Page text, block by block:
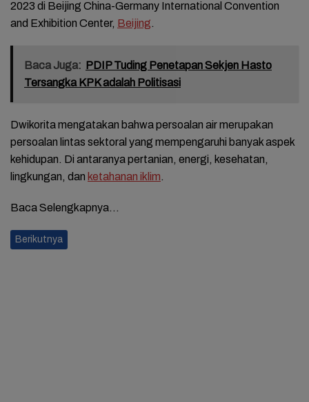
2023 di Beijing China-Germany International Convention
and Exhibition Center, Beijing.
Baca Juga: PDIP Tuding Penetapan Sekjen Hasto
Tersangka KPK adalah Politisasi
Dwikorita mengatakan bahwa persoalan air merupakan
persoalan lintas sektoral yang mempengaruhi banyak aspek
kehidupan. Di antaranya pertanian, energi, kesehatan,
lingkungan, dan ketahanan iklim.
Baca Selengkapnya…
Berikutnya